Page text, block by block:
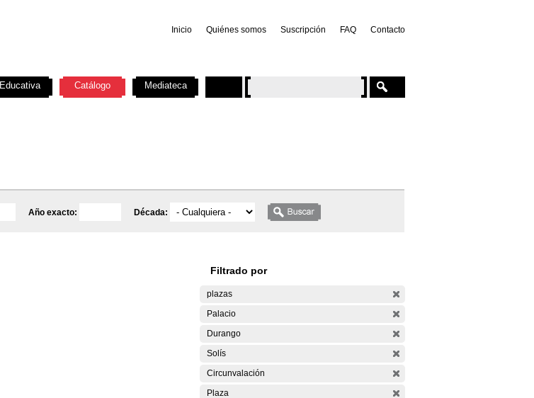
Inicio Quiénes somos Suscripción FAQ Contacto
Año exacto: Década:
Filtrado por
plazas
Palacio
Durango
Solís
Circunvalación
Plaza
Educativa Catálogo Mediateca